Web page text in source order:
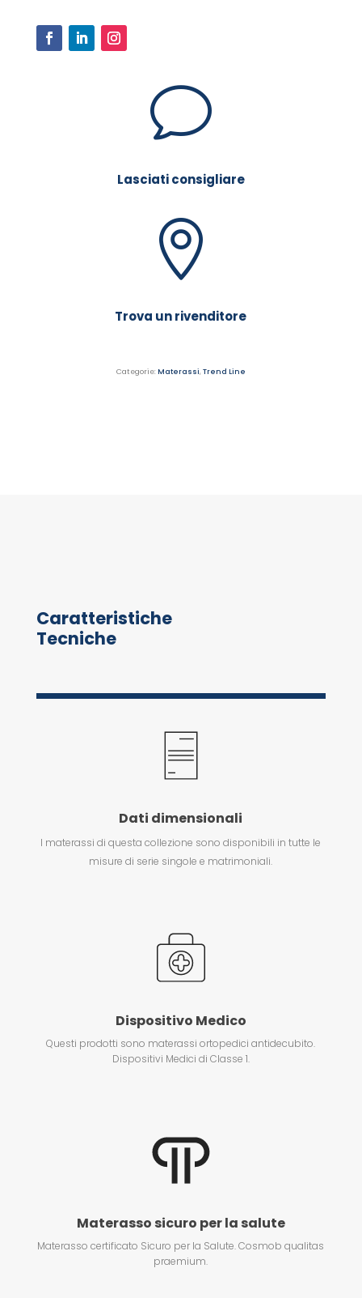
v
Lasciati consigliare
Categorie: Materassi, Trend Line
Trova un rivenditore
Caratteristiche
Tecniche
Dati dimensionali
I materassi di questa collezione sono disponibili in tutte le
misure di serie singole e matrimoniali.
Dispositivo Medico
Questi prodotti sono materassi ortopedici antidecubito.
Dispositivi Medici di Classe 1.
Materasso sicuro per la salute
Materasso certificato Sicuro per la Salute. Cosmob qualitas
praemium.